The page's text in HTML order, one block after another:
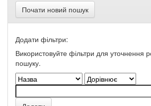
Почати новий пошук
Додати фільтри:
Використовуйте фільтри для уточнення
пошуку.